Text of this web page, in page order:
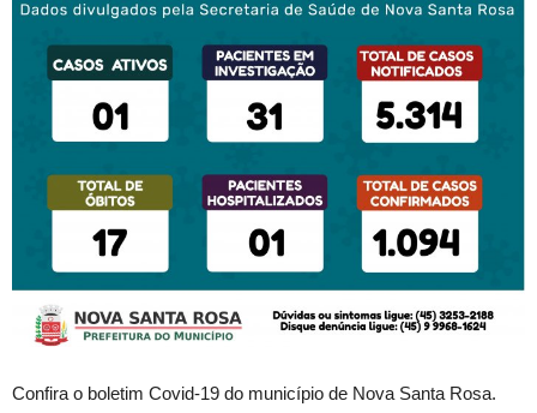
Confira o boletim Covid-19 do município de Nova Santa Rosa.